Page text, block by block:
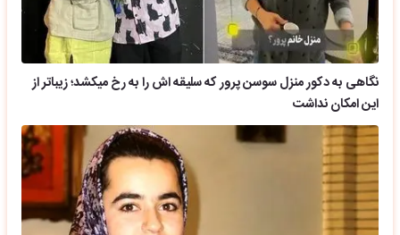
نگاهی به دکور منزل سوسن پرور که سلیقه اش را به رخ میکشد؛ زیباتر از
این امکان نداشت